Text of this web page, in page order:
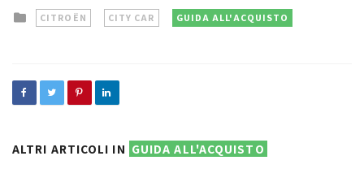
Posted
in
CITROËN CITY CAR GUIDA ALL'ACQUISTO
ALTRI ARTICOLI IN GUIDA ALL'ACQUISTO